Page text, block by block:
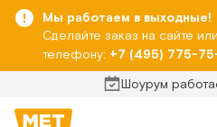
Мы работаем в выходные!
Сделайте заказ на сайте
телефону: +7 (495) 775-
Шоурум